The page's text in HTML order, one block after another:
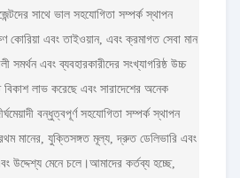
সাথে ভাল সহযোগিতা সম্পর্ক স্থাপন
কোরিয়া এবং তাইওয়ান, এবং ক্রমাগত সেবা মান
এবং ব্যবহারকারীদের সংখ্যাগরিষ্ঠ উচ্চ
লাভ করেছে এবং সারাদেশের অনেক
বন্ধুত্বপূর্ণ সহযোগিতা সম্পর্ক স্থাপন
মানের, যুক্তিসঙ্গত মূল্য, দ্রুত ডেলিভারি এবং
উদ্দেশ্য মেনে চলে।আমাদের কর্তব্য হচ্ছে,